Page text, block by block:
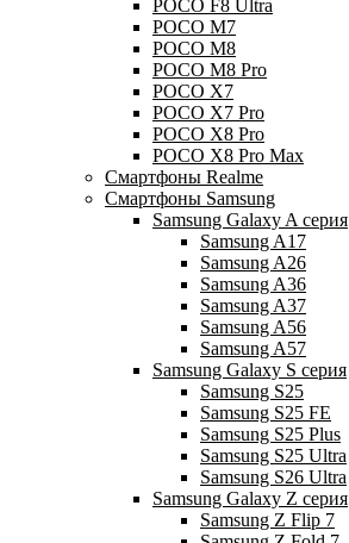
POCO F8 Ultra
POCO M7
POCO M8
POCO M8 Pro
POCO X7
POCO X7 Pro
POCO X8 Pro
POCO X8 Pro Max
Смартфоны Realme
Смартфоны Samsung
Samsung Galaxy A серия
Samsung A17
Samsung A26
Samsung A36
Samsung A37
Samsung A56
Samsung A57
Samsung Galaxy S серия
Samsung S25
Samsung S25 FE
Samsung S25 Plus
Samsung S25 Ultra
Samsung S26 Ultra
Samsung Galaxy Z серия
Samsung Z Flip 7